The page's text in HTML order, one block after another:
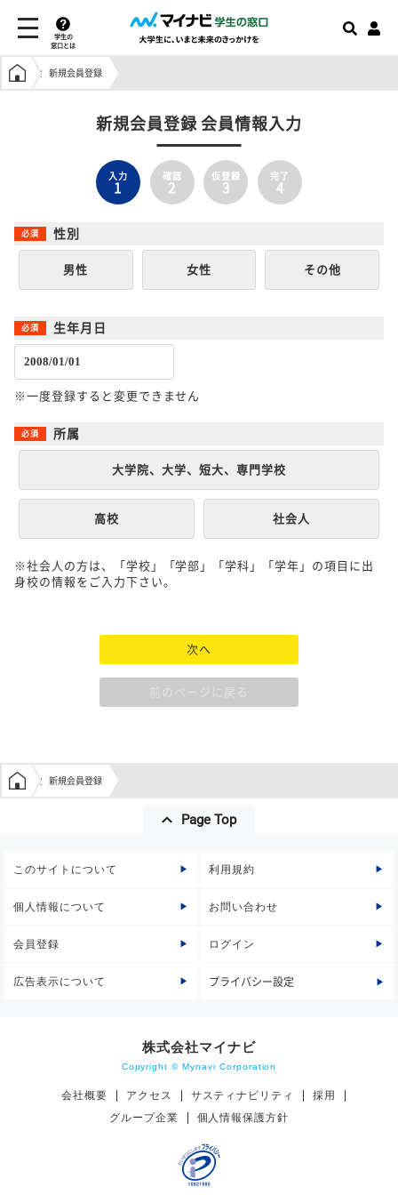
学生の
窓口とは
学生の窓口トップ
新規会員登録
新規会員登録 会員情報入力
入力
1
確認
2
仮登録
3
完了
4
性別
男性 女性 その他
生年月日
※一度登録すると変更できません
所属
大学院、大学、短大、専門学校
高校 社会人
※社会人の方は、「学校」「学部」「学科」「学年」の項目に出
身校の情報をご入力下さい。
次へ
前のページに戻る
学生の窓口トップ
新規会員登録
Page Top
このサイトについて 利用規約
個人情報について お問い合わせ
会員登録 ログイン
広告表示について プライバシー設定
株式会社マイナビ
Copyright © Mynavi Corporation
会社概要 アクセス サスティナビリティ
採用
グループ企業
個人情報保護方針